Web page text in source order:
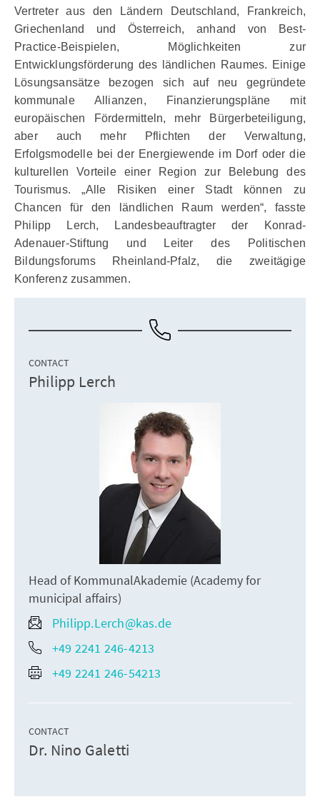
Vertreter aus den Ländern Deutschland, Frankreich,
Griechenland und Österreich, anhand von Best-
Practice-Beispielen, Möglichkeiten zur
Entwicklungsförderung des ländlichen Raumes. Einige
Lösungsansätze bezogen sich auf neu gegründete
kommunale Allianzen, Finanzierungspläne mit
europäischen Fördermitteln, mehr Bürgerbeteiligung,
aber auch mehr Pflichten der Verwaltung,
Erfolgsmodelle bei der Energiewende im Dorf oder die
kulturellen Vorteile einer Region zur Belebung des
Tourismus. „Alle Risiken einer Stadt können zu
Chancen für den ländlichen Raum werden“, fasste
Philipp Lerch, Landesbeauftragter der Konrad-
Adenauer-Stiftung und Leiter des Politischen
Bildungsforums Rheinland-Pfalz, die zweitägige
Konferenz zusammen.
CONTACT
Philipp Lerch
Head of KommunalAkademie (Academy for
municipal affairs)
Philipp.Lerch@kas.de
+49 2241 246-4213
+49 2241 246-54213
CONTACT
Dr. Nino Galetti